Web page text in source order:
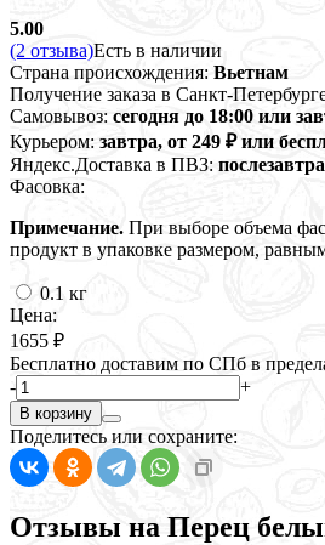
5.00
(2 отзыва)Есть в наличии
Страна происхождения: Вьетнам
Получение заказа в Санкт-
Самовывоз: сегодня до 18:00 или
Курьером: завтра, от 249 ₽ или
Яндекс.Доставка в ПВЗ:
Фасовка:
Примечание. При выборе объема
продукт в упаковке размером,
0.1 кг
Цена:
1655 ₽
Бесплатно доставим по СПб в
-
+
В корзину
Поделитесь или сохраните:
Отзывы на Перец